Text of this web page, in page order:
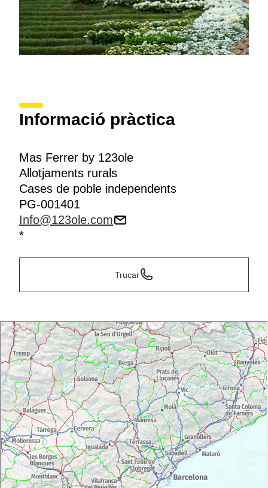
Informació pràctica
Mas Ferrer by 123ole
Allotjaments rurals
Cases de poble independents
PG-001401
Info@123ole.com
*
Trucar